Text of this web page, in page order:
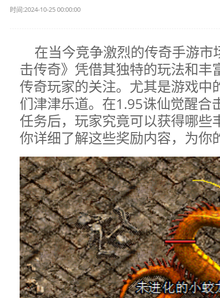
时间:2024-10-25 00:00:00
在当今竞争激烈的传奇手游
击传奇》凭借其独特的玩法和丰
传奇玩家的关注。尤其是游戏中
们津津乐道。在1.95诛仙觉醒合
任务后，玩家究竟可以获得哪些
你详细了解这些奖励内容，为你